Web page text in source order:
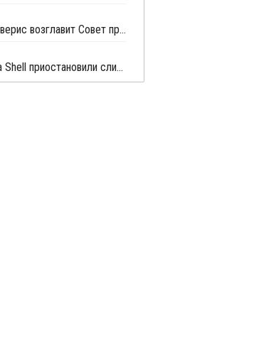
Глава Dow Chemical Ливерис возглавит Совет производителей США
Idemitsu Kosan и Showa Shell приостановили слияние компаний